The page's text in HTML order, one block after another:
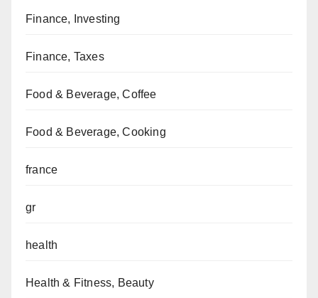
Finance, Investing
Finance, Taxes
Food & Beverage, Coffee
Food & Beverage, Cooking
france
gr
health
Health & Fitness, Beauty